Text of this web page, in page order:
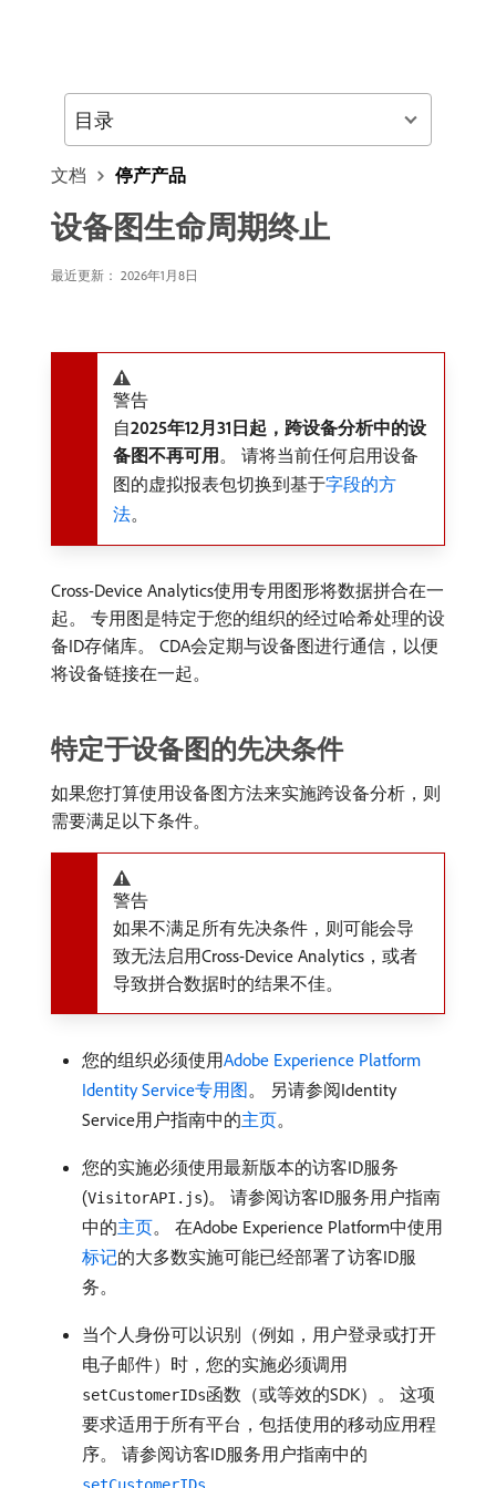
文档 停产产品
设备图生命周期终止
最近更新： 2026年1月8日
警告
自​2025年12月31日起，跨设备分析中的设
备图不再可用 。 请将当前任何启用设备
图的虚拟报表包切换到基于字段的方
法。
Cross-Device Analytics使用专用图形将数据拼合在一
起。 专用图是特定于您的组织的经过哈希处理的设
备ID存储库。 CDA会定期与设备图进行通信，以便
将设备链接在一起。
特定于设备图的先决条件
如果您打算使用设备图方法来实施跨设备分析，则
需要满足以下条件。
警告
如果不满足所有先决条件，则可能会导
致无法启用Cross-Device Analytics，或者
导致拼合数据时的结果不佳。
您的组织必须使用Adobe Experience Platform
Identity Service专用图。 另请参阅Identity
Service用户指南中的主页。
您的实施必须使用最新版本的访客ID服务
(VisitorAPI.js)。 请参阅访客ID服务用户指南
中的主页。 在Adobe Experience Platform中使用
标记的大多数实施可能已经部署了访客ID服
务。
当个人身份可以识别（例如，用户登录或打开
电子邮件）时，您的实施必须调用
setCustomerIDs函数（或等效的SDK）。 这项
要求适用于所有平台，包括使用的移动应用程
序。 请参阅访客ID服务用户指南中的
目录